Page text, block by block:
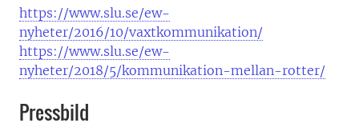
https://www.slu.se/ew-
nyheter/2016/10/vaxtkommunikation/
https://www.slu.se/ew-
nyheter/2018/5/kommunikation-mellan-rotter/
Pressbild